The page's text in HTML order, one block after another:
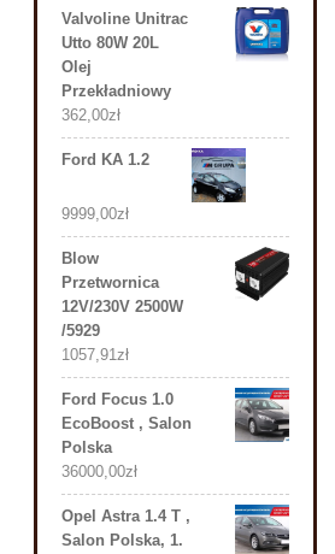
Valvoline Unitrac
Utto 80W 20L
Olej
Przekładniowy
362,00zł
Ford KA 1.2
9999,00zł
Blow
Przetwornica
12V/230V 2500W
/5929
1057,91zł
Ford Focus 1.0
EcoBoost , Salon
Polska
36000,00zł
Opel Astra 1.4 T ,
Salon Polska, 1.